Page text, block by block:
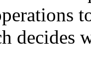
decides